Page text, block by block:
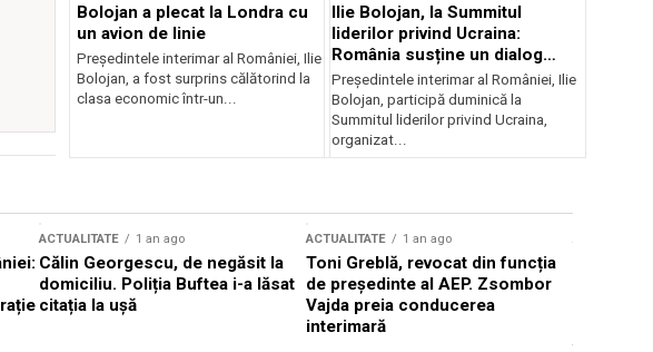
Bolojan a plecat la Londra cu
un avion de linie
Președintele interimar al României, Ilie
Bolojan, a fost surprins călătorind la
clasa economic într-un...
Ilie Bolojan, la Summitul
liderilor privind Ucraina:
România susține un dialog
transatlantic pentru securitate
și stabilitate
Președintele interimar al României, Ilie
Bolojan, participă duminică la
Summitul liderilor privind Ucraina,
organizat...
ACTUALITATE 1 an ago
Călin Georgescu, de negăsit la
domiciliu. Poliția Buftea i-a lăsat
citația la ușă
ACTUALITATE 1 an ago
Toni Greblă, revocat din funcția
de președinte al AEP. Zsombor
Vajda preia conducerea
interimară